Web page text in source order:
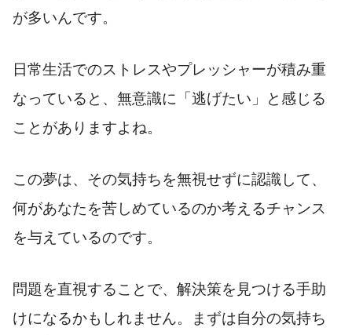
が多いんです。
日常生活でのストレスやプレッシャーが積み重
なっていると、無意識に「逃げたい」と感じる
ことがありますよね。
この夢は、その気持ちを無視せずに認識して、
何があなたを苦しめているのか考えるチャンス
を与えているのです。
問題を直視することで、解決策を見つける手助
けになるかもしれません。まずは自分の気持ち